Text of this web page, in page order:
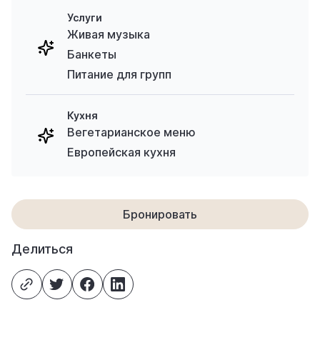
Услуги
Живая музыка
Банкеты
Питание для групп
Кухня
Вегетарианское меню
Европейская кухня
Бронировать
Делиться